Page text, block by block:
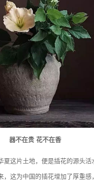
器不在贵 花不在香
夏这片土地，便是插花的源头活
，这为中国的插花增加了厚重